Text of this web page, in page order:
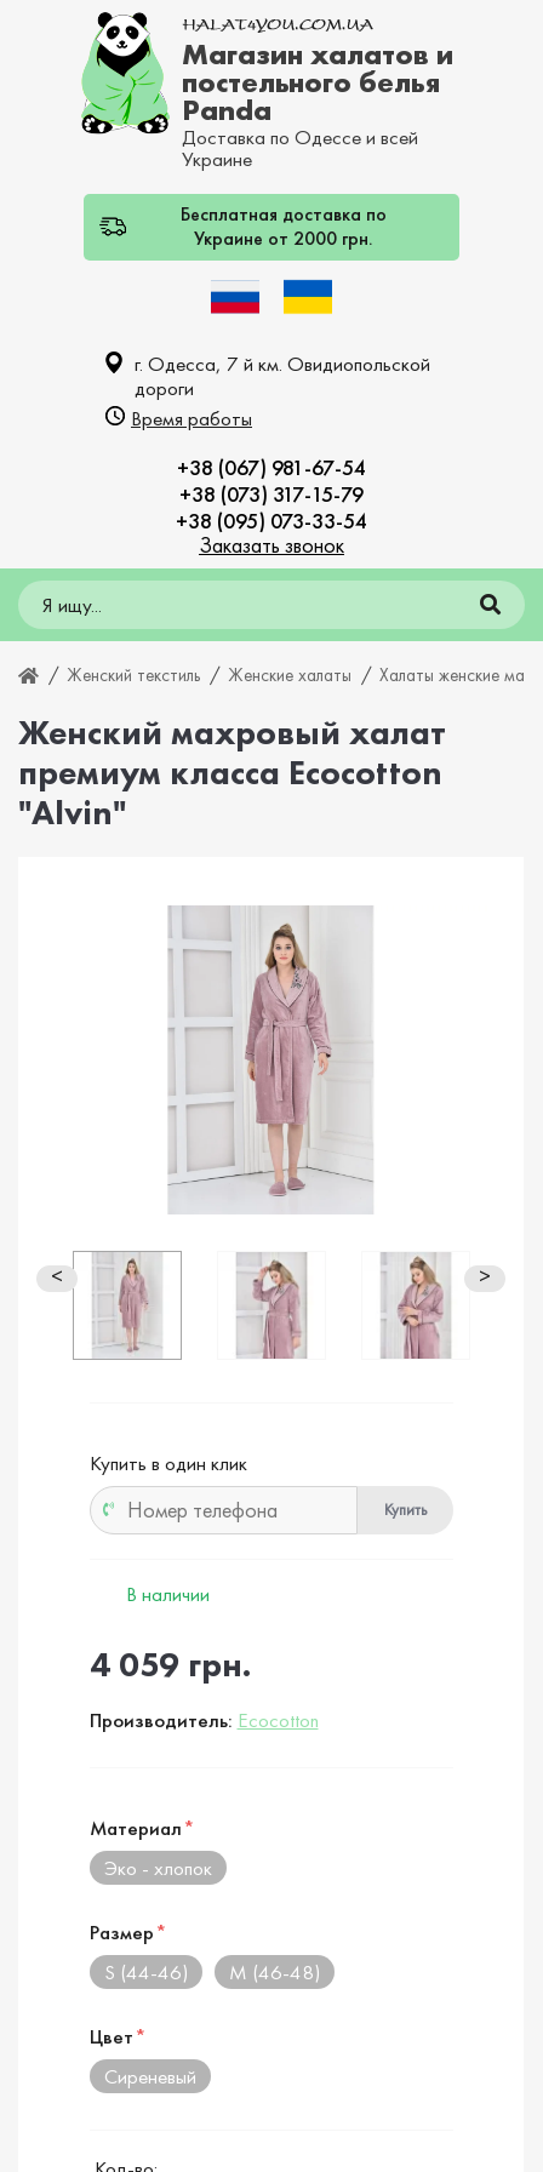
Магазин халатов и
постельного белья
Panda
Доставка по Одессе и всей
Украине
Бесплатная доставка по
Украине от 2000 грн.
г. Одесса, 7 й км. Овидиопольской
дороги
Время работы
+38 (067) 981-67-54
+38 (073) 317-15-79
+38 (095) 073-33-54
Заказать звонок
Женский текстиль Женские халаты Халаты женские
Женский махровый халат
премиум класса Ecocotton
"Alvin"
< >
Купить в один клик
Купить
В наличии
4 059 грн.
Производитель: Ecocotton
Материал*
Эко - хлопок
Размер*
S (44-46)
M (46-48)
Цвет*
Сиреневый